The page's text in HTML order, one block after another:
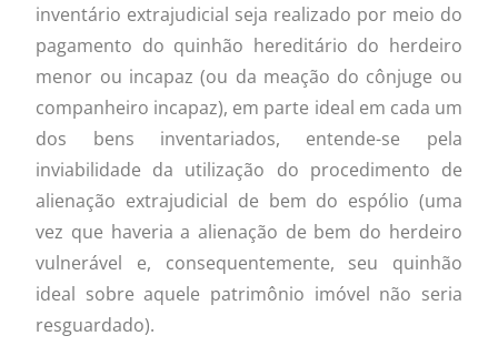
inventário extrajudicial seja realizado por meio do
pagamento do quinhão hereditário do herdeiro
menor ou incapaz (ou da meação do cônjuge ou
companheiro incapaz), em parte ideal em cada um
dos bens inventariados, entende-se pela
inviabilidade da utilização do procedimento de
alienação extrajudicial de bem do espólio (uma
vez que haveria a alienação de bem do herdeiro
vulnerável e, consequentemente, seu quinhão
ideal sobre aquele patrimônio imóvel não seria
resguardado).